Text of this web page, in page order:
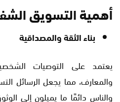
أهمية التسويق
بناء الثقة والمصداقية
يعتمد على التوصيات
والمعارف، مما يجعل الرسائل
والناس دائمًا ما يميلون إلى